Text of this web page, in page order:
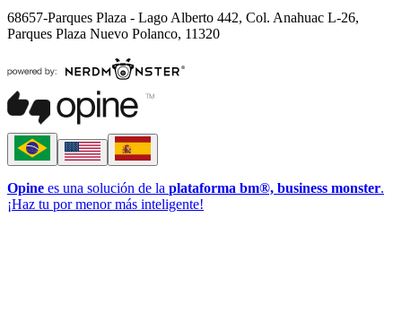
68657-Parques Plaza - Lago Alberto 442, Col. Anahuac L-26,
Parques Plaza Nuevo Polanco, 11320
Opine es una solución de la plataforma bm®, business monster.
¡Haz tu por menor más inteligente!